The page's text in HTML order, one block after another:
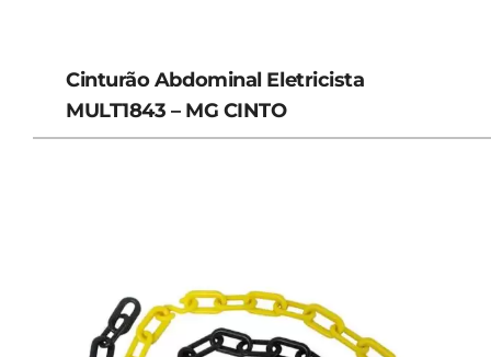
Cinturão Abdominal Eletricista
MULT1843 – MG CINTO